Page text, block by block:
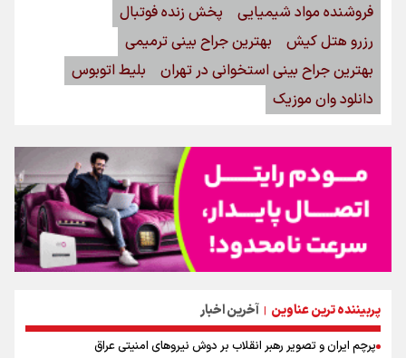
پربیننده ترین عناوین | آخرین اخبار
پرچم ایران و تصویر رهبر انقلاب بر دوش نیروهای امنیتی عراق
فروشنده مواد شیمیایی
پخش زنده فوتبال
رزرو هتل کیش
بهترین جراح بینی ترمیمی
بهترین جراح بینی استخوانی در تهران
بلیط اتوبوس
دانلود وان موزیک